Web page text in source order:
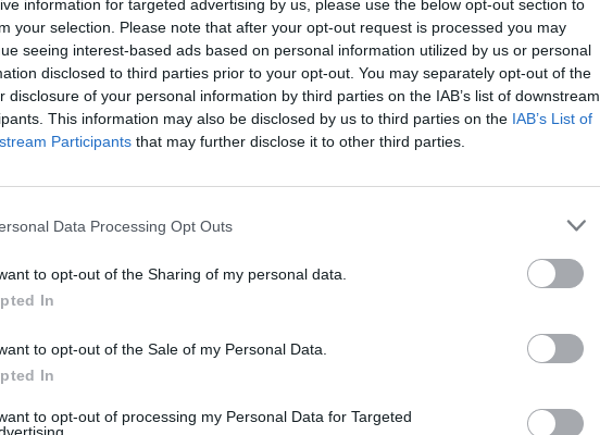
information for targeted advertising by us, please use the below opt-out section to
your selection. Please note that after your opt-out request is processed you may
seeing interest-based ads based on personal information utilized by us or personal
disclosed to third parties prior to your opt-out. You may separately opt-out of the
disclosure of your personal information by third parties on the IAB’s list of downstream
This information may also be disclosed by us to third parties on the IAB’s List of
Participants that may further disclose it to other third parties.
Data Processing Opt Outs
to opt-out of the Sharing of my personal data.
In
to opt-out of the Sale of my Personal Data.
In
to opt-out of processing my Personal Data for Targeted
Hasonló teljes filmek magyarul
SOROZAT